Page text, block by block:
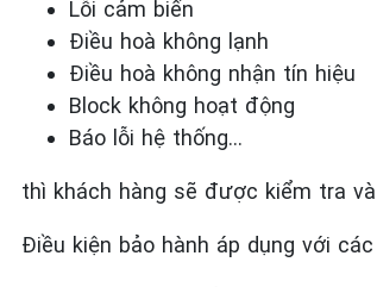
Lỗi cảm biến
Điều hoà không lạnh
Điều hoà không nhận tín hiệu
Block không hoạt động
Báo lỗi hệ thống…
thì khách hàng sẽ được kiểm tra
Điều kiện bảo hành áp dụng với